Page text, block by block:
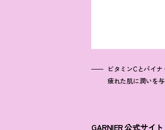
ビタミンCとパイ
疲れた肌に潤いを
GARNIER 公式サイト